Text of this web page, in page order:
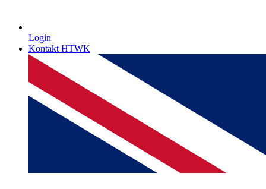
Login
Kontakt HTWK